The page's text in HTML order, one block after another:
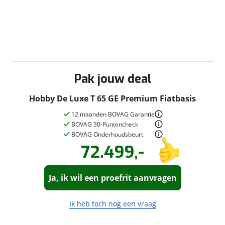
Toilet/Wasruimte
Slaapcomfort
Lattenbodem
Matras traagschuim
Verwarming
Airco woongedeelte
Circulatie-verwarming
Pak jouw deal
Hobby De Luxe T 65 GE Premium Fiatbasis
12 maanden BOVAG Garantie
BOVAG 30-Puntencheck
BOVAG Onderhoudsbeurt
72.499,-
Ja, ik wil een proefrit aanvragen
Vraag eenproefrit
aan!
Van der Vaart Caravans en
op om een proefrit in te plannen.
Ik heb toch nog een vraag
Stel eenvraag!
Van der Vaart Caravans en